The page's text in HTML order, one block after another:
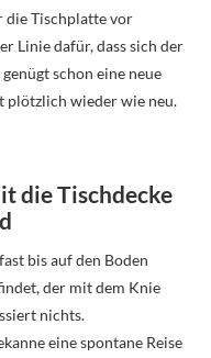
die Tischplatte vor
Linie dafür, dass sich der
schon eine neue
plötzlich wieder wie neu.
die Tischdecke
bis auf den Boden
der mit dem Knie
nichts.
eine spontane Reise